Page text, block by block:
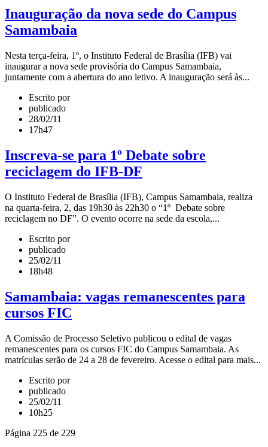
Inauguração da nova sede do Campus
Samambaia
Nesta terça-feira, 1º, o Instituto Federal de Brasília (IFB) vai
inaugurar a nova sede provisória do Campus Samambaia,
juntamente com a abertura do ano letivo. A inauguração será às...
Escrito por
publicado
28/02/11
17h47
Inscreva-se para 1º Debate sobre
reciclagem do IFB-DF
O Instituto Federal de Brasília (IFB), Campus Samambaia, realiza
na quarta-feira, 2, das 19h30 às 22h30 o “1º Debate sobre
reciclagem no DF”. O evento ocorre na sede da escola,...
Escrito por
publicado
25/02/11
18h48
Samambaia: vagas remanescentes para
cursos FIC
A Comissão de Processo Seletivo publicou o edital de vagas
remanescentes para os cursos FIC do Campus Samambaia. As
matrículas serão de 24 a 28 de fevereiro. Acesse o edital para mais...
Escrito por
publicado
25/02/11
10h25
Página 225 de 229